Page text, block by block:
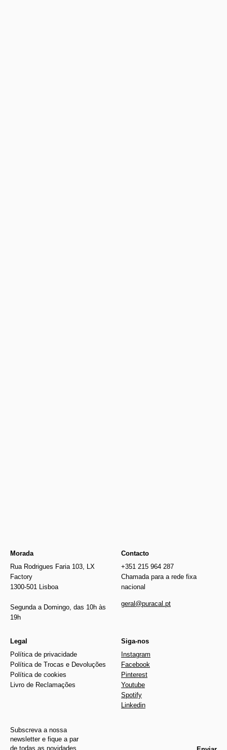
Morada
Rua Rodrigues Faria 103, LX
Factory
1300-501 Lisboa
Segunda a Domingo, das 10h às
19h
Contacto
+351 215 964 287
Chamada para a rede fixa
nacional
geral@puracal.pt
Legal
Política de privacidade
Política de Trocas e Devoluções
Política de cookies
Livro de Reclamações
Siga-nos
Instagram
Facebook
Pinterest
Youtube
Spotify
Linkedin
Subscreva a nossa
newsletter e fique a par
de todas as novidades